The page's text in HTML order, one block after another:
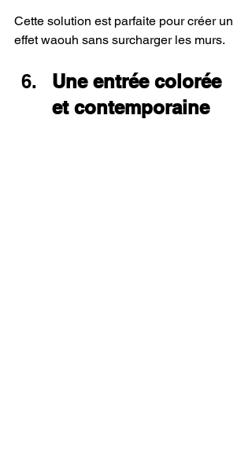
Cette solution est parfaite pour créer un
effet waouh sans surcharger les murs.
Une entrée colorée
et contemporaine